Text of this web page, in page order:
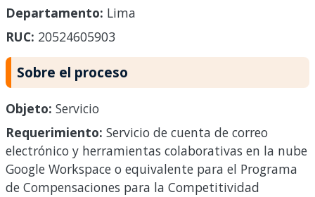
Departamento: Lima
RUC: 20524605903
Sobre el proceso
Objeto: Servicio
Requerimiento: Servicio de cuenta de correo
electrónico y herramientas colaborativas en la nube
Google Workspace o equivalente para el Programa
de Compensaciones para la Competitividad